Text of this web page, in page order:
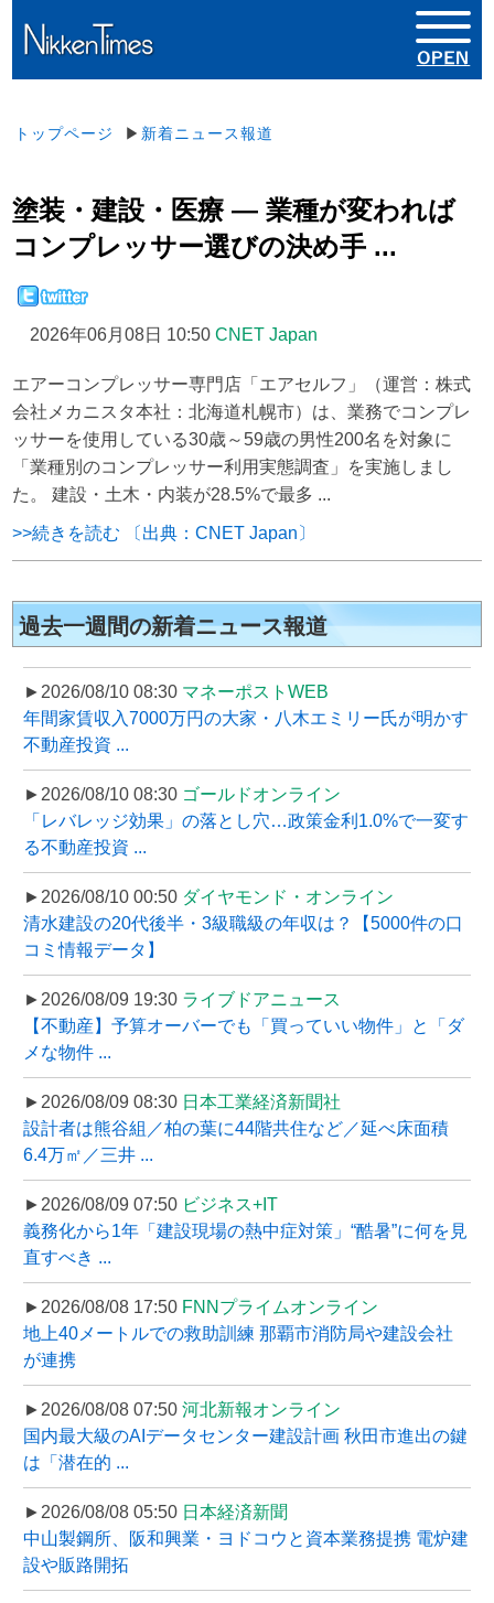
トップページ ▶ 新着ニュース報道
塗装・建設・医療 ― 業種が変われば
コンプレッサー選びの決め手 ...
2026年06月08日 10:50 CNET Japan
エアーコンプレッサー専門店「エアセルフ」（運営：株式
会社メカニスタ本社：北海道札幌市）は、業務でコンプレ
ッサーを使用している30歳～59歳の男性200名を対象に
「業種別のコンプレッサー利用実態調査」を実施しまし
た。 建設・土木・内装が28.5%で最多 ...
>>続きを読む 〔出典：CNET Japan〕
過去一週間の新着ニュース報道
►2026/08/10 08:30 マネーポストWEB
年間家賃収入7000万円の大家・八木エミリー氏が明かす
不動産投資 ...
►2026/08/10 08:30 ゴールドオンライン
「レバレッジ効果」の落とし穴…政策金利1.0%で一変す
る不動産投資 ...
►2026/08/10 00:50 ダイヤモンド・オンライン
清水建設の20代後半・3級職級の年収は？【5000件の口
コミ情報データ】
►2026/08/09 19:30 ライブドアニュース
【不動産】予算オーバーでも「買っていい物件」と「ダ
メな物件 ...
►2026/08/09 08:30 日本工業経済新聞社
設計者は熊谷組／柏の葉に44階共住など／延べ床面積
6.4万㎡／三井 ...
►2026/08/09 07:50 ビジネス+IT
義務化から1年「建設現場の熱中症対策」“酷暑”に何を見
直すべき ...
►2026/08/08 17:50 FNNプライムオンライン
地上40メートルでの救助訓練 那覇市消防局や建設会社
が連携
►2026/08/08 07:50 河北新報オンライン
国内最大級のAIデータセンター建設計画 秋田市進出の鍵
は「潜在的 ...
►2026/08/08 05:50 日本経済新聞
中山製鋼所、阪和興業・ヨドコウと資本業務提携 電炉建
設や販路開拓